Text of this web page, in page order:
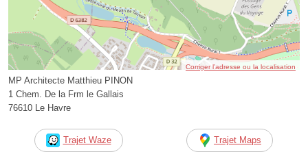
Corriger l’adresse ou la localisation
MP Architecte Matthieu PINON
1 Chem. De la Frm le Gallais
76610 Le Havre
Trajet Waze Trajet Maps